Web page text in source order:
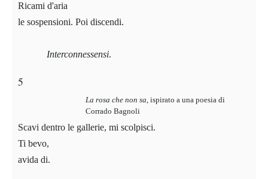
Ricami d'aria
le sospensioni. Poi discendi.
Interconnessensi.
5
La rosa che non sa, ispirato a una poesia di
Corrado Bagnoli
Scavi dentro le gallerie, mi scolpisci.
Ti bevo,
avida di.